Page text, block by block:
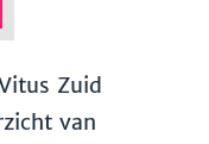
Zuid
van